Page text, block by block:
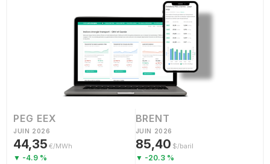
PEG EEX
JUIN 2026
44,35 €/MWh
▼ -4.9 %
BRENT
JUIN 2026
85,40 $/baril
▼ -20.3 %